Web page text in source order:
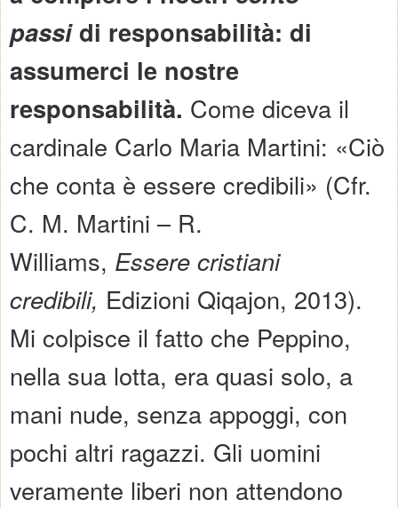
passidi responsabilità: di
assumerci le nostre
responsabilità. Come diceva il
cardinale Carlo Maria Martini: «Ciò
che conta è essere credibili» (Cfr.
C. M. Martini – R.
Williams, Essere cristiani
credibili, Edizioni Qiqajon, 2013).
Mi colpisce il fatto che Peppino,
nella sua lotta, era quasi solo, a
mani nude, senza appoggi, con
pochi altri ragazzi. Gli uomini
veramente liberi non attendono